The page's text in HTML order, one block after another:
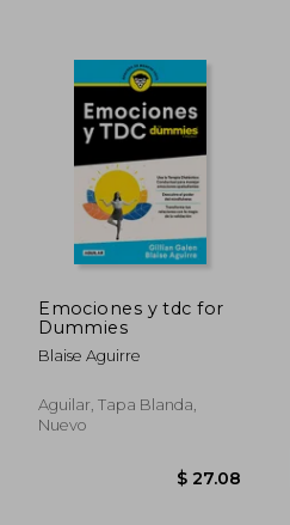
45%
Emociones y tdc for
Dummies
Blaise Aguirre
Aguilar, Tapa Blanda,
Nuevo